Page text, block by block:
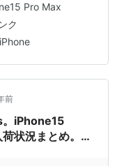
バンクオンライン
ト 5/14（火）
の在庫確認。…
Pro Max
ク
iPhone
前
iPhone15
状況まとめ。ド